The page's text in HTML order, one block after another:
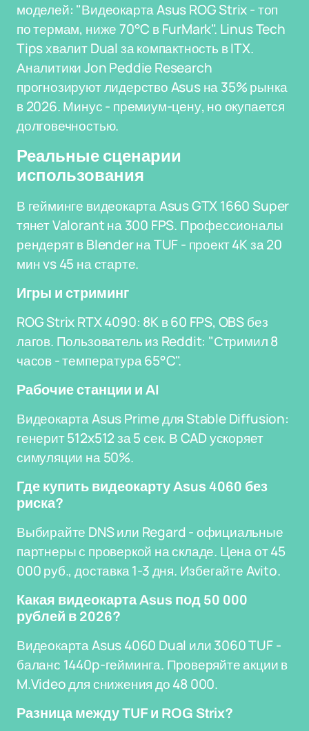
моделей: "Видеокарта Asus ROG Strix - топ
по термам, ниже 70°C в FurMark". Linus Tech
Tips хвалит Dual за компактность в ITX.
Аналитики Jon Peddie Research
прогнозируют лидерство Asus на 35% рынка
в 2026. Минус - премиум-цену, но окупается
долговечностью.
Реальные сценарии
использования
В гейминге видеокарта Asus GTX 1660 Super
тянет Valorant на 300 FPS. Профессионалы
рендерят в Blender на TUF - проект 4K за 20
мин vs 45 на старте.
Игры и стриминг
ROG Strix RTX 4090: 8K в 60 FPS, OBS без
лагов. Пользователь из Reddit: "Стримил 8
часов - температура 65°C".
Рабочие станции и AI
Видеокарта Asus Prime для Stable Diffusion:
генерит 512x512 за 5 сек. В CAD ускоряет
симуляции на 50%.
Где купить видеокарту Asus 4060 без
риска?
Выбирайте DNS или Regard - официальные
партнеры с проверкой на складе. Цена от 45
000 руб., доставка 1-3 дня. Избегайте Avito.
Какая видеокарта Asus под 50 000
рублей в 2026?
Видеокарта Asus 4060 Dual или 3060 TUF -
баланс 1440p-гейминга. Проверяйте акции в
M.Video для снижения до 48 000.
Разница между TUF и ROG Strix?